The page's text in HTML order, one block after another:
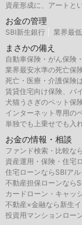
資産形成に、アートと
お金の管理
SBI新生銀行 業界最
まさかの備え
自動車保険・がん保険
業界最安水準の死亡保
死亡・医療・介護保険
賃貸住宅向け保険、バ
犬猫うさぎのペット保
インターネット専用の
単独でも上乗せでも入
お金の情報・相談
ファンド検索・比較な
資産運用・保険・住宅
住宅ローンならSBIアル
不動産担保ローンなら
カードローン・キャッ
不動産×金融なら新生
投資用マンションロー